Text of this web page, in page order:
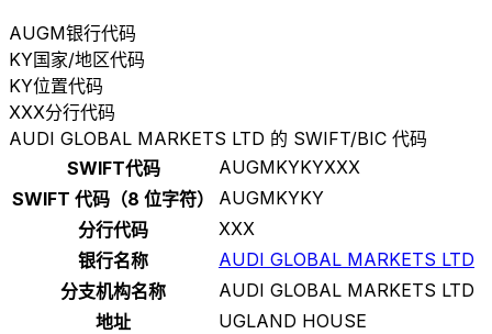
AUGM银行代码
KY国家/地区代码
KY位置代码
XXX分行代码
AUDI GLOBAL MARKETS LTD 的 SWIFT/BIC 代码
SWIFT代码
AUGMKYKYXXX
SWIFT 代码（8 位字符）
AUGMKYKY
分行代码
XXX
银行名称
AUDI GLOBAL MARKETS LTD
分支机构名称
AUDI GLOBAL MARKETS LTD
地址
UGLAND HOUSE